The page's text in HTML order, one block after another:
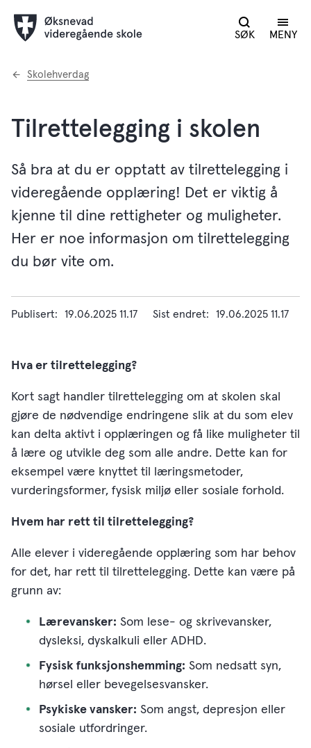
SØK MENY
Du
Skolehverdag
Tilrettelegging i skolen
Så bra at du er opptatt av tilrettelegging i
videregående opplæring! Det er viktig å
kjenne til dine rettigheter og muligheter.
Her er noe informasjon om tilrettelegging
du bør vite om.
Publisert 19.06.2025 11.17 Sist endret 19.06.2025 11.17
Hva er tilrettelegging?
Kort sagt handler tilrettelegging om at skolen skal
gjøre de nødvendige endringene slik at du som elev
kan delta aktivt i opplæringen og få like muligheter til
å lære og utvikle deg som alle andre. Dette kan for
eksempel være knyttet til læringsmetoder,
vurderingsformer, fysisk miljø eller sosiale forhold.
Hvem har rett til tilrettelegging?
Alle elever i videregående opplæring som har behov
for det, har rett til tilrettelegging. Dette kan være på
grunn av:
Lærevansker: Som lese- og skrivevansker,
dysleksi, dyskalkuli eller ADHD.
Fysisk funksjonshemming: Som nedsatt syn,
hørsel eller bevegelsesvansker.
Psykiske vansker: Som angst, depresjon eller
sosiale utfordringer.